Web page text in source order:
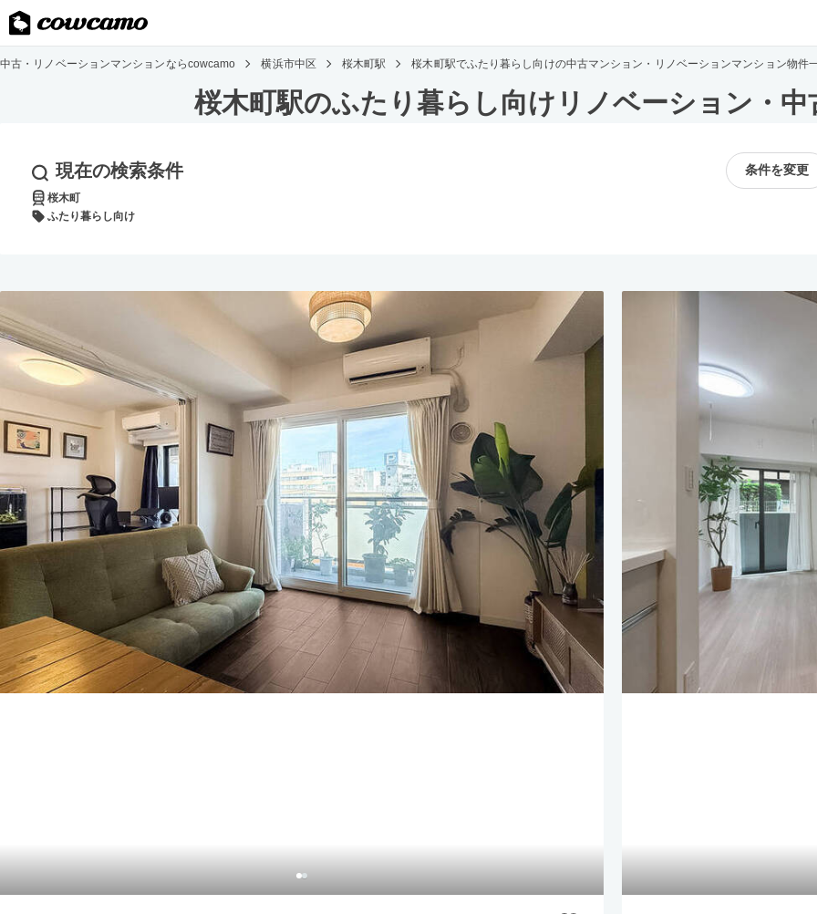
中古・リノベーションマンションならcowcamo 横浜市中区 桜木町駅 桜木町駅でふたり暮らし向けの中古マンション・リノベーションマンション物件
桜木町駅のふたり暮らし向けリノベーション・
現在の検索条件 条件を変更
桜木町
ふたり暮らし向け